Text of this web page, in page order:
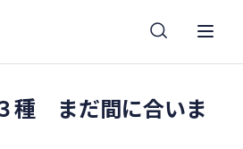
種 まだ間に合いま